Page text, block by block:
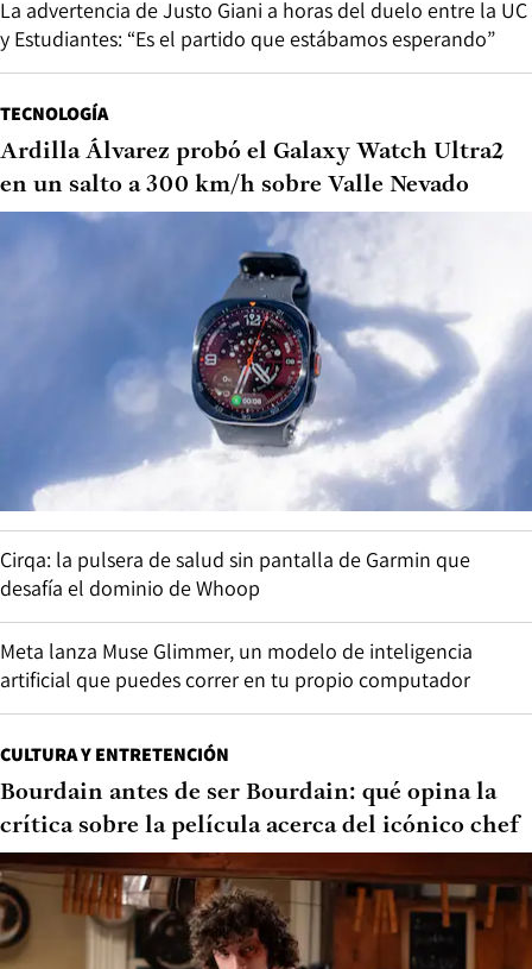
La advertencia de Justo Giani a horas del duelo entre la UC
y Estudiantes: “Es el partido que estábamos esperando”
TECNOLOGÍA
Ardilla Álvarez probó el Galaxy Watch Ultra2
en un salto a 300 km/h sobre Valle Nevado
Cirqa: la pulsera de salud sin pantalla de Garmin que
desafía el dominio de Whoop
Meta lanza Muse Glimmer, un modelo de inteligencia
artificial que puedes correr en tu propio computador
CULTURA Y ENTRETENCIÓN
Bourdain antes de ser Bourdain: qué opina la
crítica sobre la película acerca del icónico chef